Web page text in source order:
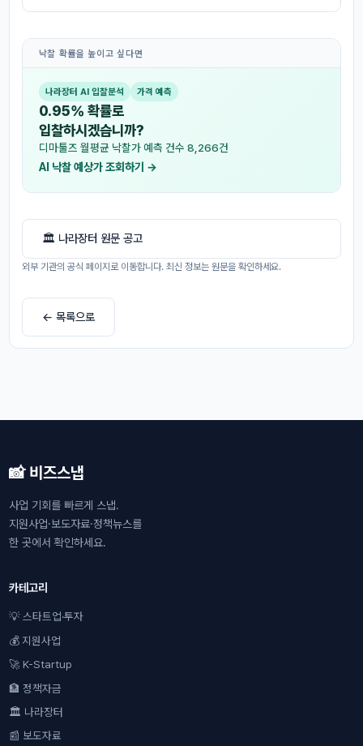
낙찰 확률을 높이고 싶다면
나라장터 AI 입찰분석 가격 예측
0.95% 확률로
입찰하시겠습니까?
디마툴즈 월평균 낙찰가 예측 건수 8,266건
AI 낙찰 예상가 조회하기 →
🏛 나라장터 원문 공고
외부 기관의 공식 페이지로 이동합니다. 최신 정보는 원문을 확인하세요.
← 목록으로
📸 비즈스냅
사업 기회를 빠르게 스냅.
지원사업·보도자료·정책뉴스를
한 곳에서 확인하세요.
카테고리
💡 스타트업·투자
💰 지원사업
🚀 K-Startup
🏦 정책자금
🏛 나라장터
📰 보도자료